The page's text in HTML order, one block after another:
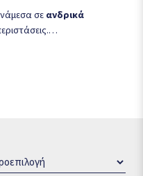
σε ανδρικά